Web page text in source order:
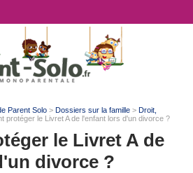
Parent Solo> Dossiers sur la famille> Droit,
protéger le Livret A de l'enfant lors d'un divorce ?
le Livret A de
divorce ?